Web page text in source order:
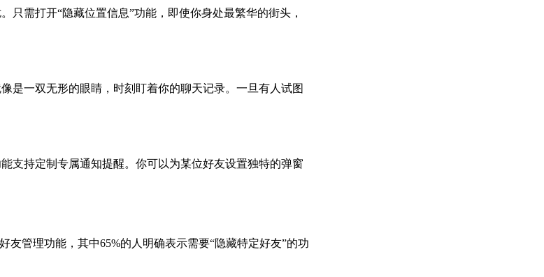
需打开“隐藏位置信息”功能，即使你身处最繁华的街头，
是一双无形的眼睛，时刻盯着你的聊天记录。一旦有人试图
支持定制专属通知提醒。你可以为某位好友设置独特的弹窗
管理功能，其中65%的人明确表示需要“隐藏特定好友”的功